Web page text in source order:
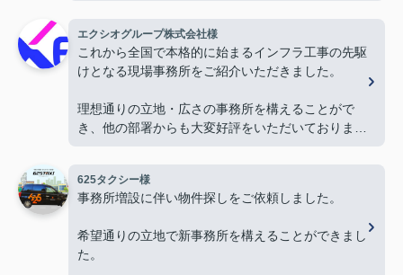
心より感謝申し上げます。
今後ともよろしくお願いします。
エクシオグループ株式会社様
これから全国で本格的に始まるインフラ工事の先駆
けとなる現場事務所をご紹介いただきました。
理想通りの立地・広さの事務所を構えることがで
き、他の部署からも大変好評をいただいておりま
今後とも物件探しの際はよろしくお願いします。
625タクシー様
事務所増設に伴い物件探しをご依頼しました。
希望通りの立地で新事務所を構えることができまし
た。